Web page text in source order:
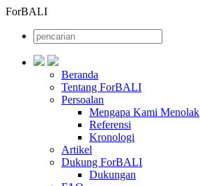
ForBALI
Beranda
Tentang ForBALI
Persoalan
Mengapa Kami Menolak
Referensi
Kronologi
Artikel
Dukung ForBALI
Dukungan